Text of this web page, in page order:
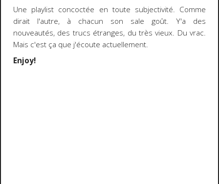
Une playlist concoctée en toute subjectivité. Comme
dirait l'autre, à chacun son sale goût. Y'a des
nouveautés, des trucs étranges, du très vieux. Du vrac.
Mais c'est ça que j'écoute actuellement.
Enjoy!